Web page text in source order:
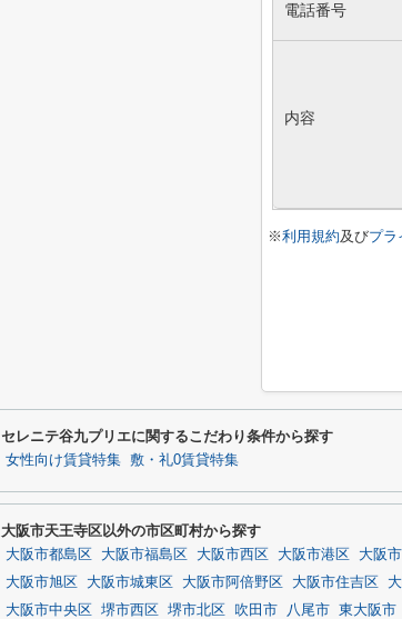
電話番号
内容
※利用規約及びプラ
セレニテ谷九プリエに関するこだわり条件から探す
女性向け賃貸特集 敷・礼0賃貸特集
大阪市天王寺区以外の市区町村から探す
大阪市都島区 大阪市福島区 大阪市西区 大阪市港区 大阪
大阪市旭区
大阪市城東区 大阪市阿倍野区 大阪市住吉区
大阪市中央区
堺市西区 堺市北区 吹田市 八尾市 東大阪市